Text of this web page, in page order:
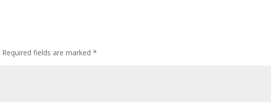
Required fields are marked*